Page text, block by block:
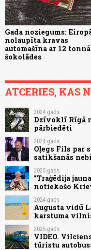
Gada noziegums:
nolaupīta kravas
automašīna ar 12
šokolādes
ATCERIES, KAS
2024.gads
Dzīvoklī Rīgā
pārbiedēti
2024.gads
Oļegs Fils par
satikšanās
2025.gads
"Traģēdija
notiekošo
2024.gads
Augusta vidū
karstuma
2025.gads
VIDEO.
tūristu